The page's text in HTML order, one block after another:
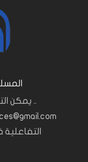
.. يمكن